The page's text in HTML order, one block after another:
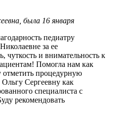
была 16 января
педиатру
за ее
чуткость и внимательность к
Помогла нам как
процедурную
Сергеевну как
специалиста с
рекомендовать